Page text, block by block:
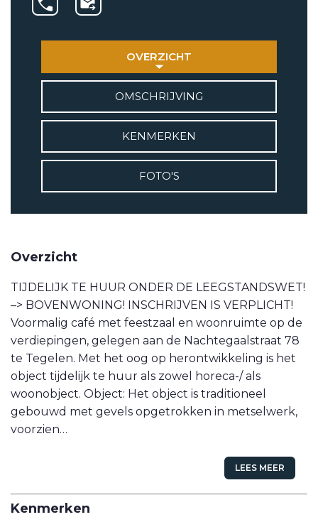
info@vetebe.nl
BEL VETEBE
E-MAIL VETEBE
VETEBE INSTAGRAM
VETEBE FACEBOOK
OVERZICHT
OMSCHRIJVING
KENMERKEN
FOTO'S
Overzicht
TIJDELIJK TE HUUR ONDER DE LEEGSTANDSWET!
–> BOVENWONING! INSCHRIJVEN IS VERPLICHT!
Voormalig café met feestzaal en woonruimte op de
verdiepingen, gelegen aan de Nachtegaalstraat 78
te Tegelen. Met het oog op herontwikkeling is het
object tijdelijk te huur als zowel horeca-/ als
woonobject. Object: Het object is traditioneel
gebouwd met gevels opgetrokken in metselwerk,
voorzien…
LEES MEER
Kenmerken